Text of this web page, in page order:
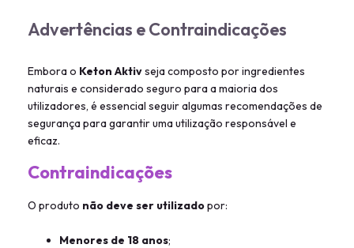
Advertências e Contraindicações
Embora o Keton Aktivseja composto por ingredientes
naturais e considerado seguro para a maioria dos
utilizadores, é essencial seguir algumas recomendações de
segurança para garantir uma utilização responsável e
eficaz.
Contraindicações
O produto não deve ser utilizadopor:
Menores de 18 anos;